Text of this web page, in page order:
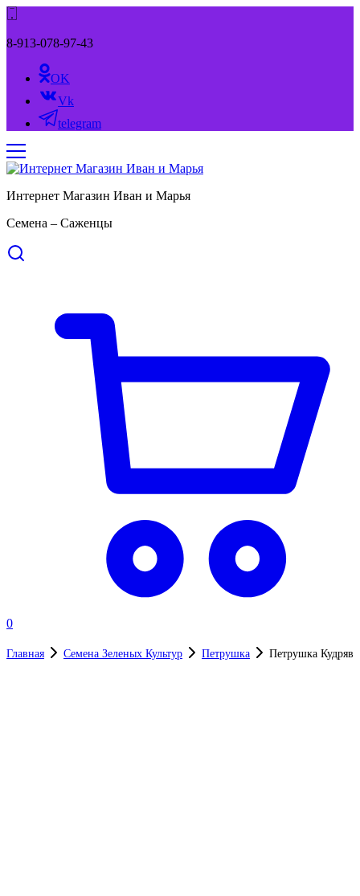
8-913-078-97-43
OK
Vk
telegram
Интернет Магазин Иван и Марья
Семена – Саженцы
0
Главная Семена Зеленых Культур Петрушка Петрушка